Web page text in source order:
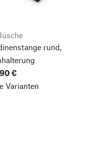
rund,
€
Varianten